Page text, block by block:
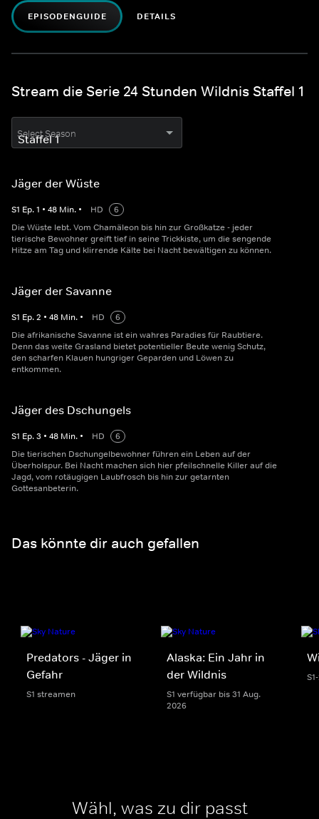
EPISODENGUIDE DETAILS
Stream die Serie 24 Stunden Wildnis Staffel 1
Select Season
Jäger der Wüste
S1 Ep.1 • 48 Min. • HD
6
Die Wüste lebt. Vom Chamäleon bis hin zur Großkatze - jeder
tierische Bewohner greift tief in seine Trickkiste, um die sengende
Hitze am Tag und klirrende Kälte bei Nacht bewältigen zu können.
Jäger der Savanne
S1 Ep.2 • 48 Min. • HD
6
Die afrikanische Savanne ist ein wahres Paradies für Raubtiere.
Denn das weite Grasland bietet potentieller Beute wenig Schutz,
den scharfen Klauen hungriger Geparden und Löwen zu
entkommen.
Jäger des Dschungels
S1 Ep.3 • 48 Min. • HD
6
Die tierischen Dschungelbewohner führen ein Leben auf der
Überholspur. Bei Nacht machen sich hier pfeilschnelle Killer auf die
Jagd, vom rotäugigen Laubfrosch bis hin zur getarnten
Gottesanbeterin.
Das könnte dir auch gefallen
Predators - Jäger in
Gefahr
S1 streamen
Alaska: Ein Jahr in
der Wildnis
S1 verfügbar bis 31 Aug.
2026
Wähl, was zu dir passt